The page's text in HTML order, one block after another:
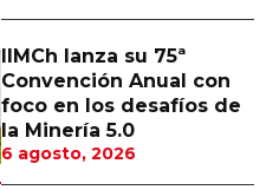
IIMCh lanza su 75ª
Convención Anual con
foco en los desafíos de
la Minería 5.0
6 agosto, 2026